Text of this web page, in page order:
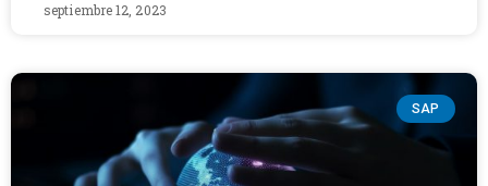
septiembre 12, 2023
SAP